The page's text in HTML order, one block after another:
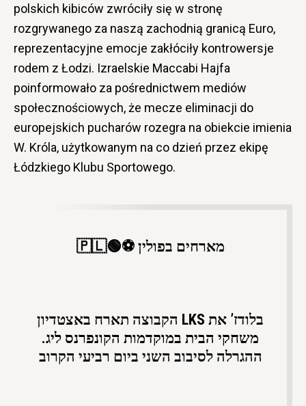
polskich kibiców zwróciły się w stronę
rozgrywanego za naszą zachodnią granicą Euro,
reprezentacyjne emocje zakłóciły kontrowersje
rodem z Łodzi. Izraelskie Maccabi Hajfa
poinformowało za pośrednictwem mediów
społecznościowych, że mecze eliminacji do
europejskich pucharów rozegra na obiekcie imienia
W. Króla, użytkowanym na co dzień przez ekipę
Łódzkiego Klubu Sportowego.
מארחים בפולין ⚽️🟢🇵🇱
הקבוצה תארח באצטדיון LKS בלודז’ את
משחקי הבית במוקדמות הקונפרנס ליג.
ההגרלה לסיבוב השני ביום רביעי הקרוב